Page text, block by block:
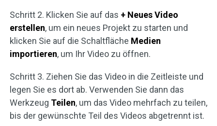
Schritt 2. Klicken Sie auf das + Neues Video
erstellen, um ein neues Projekt zu starten und
klicken Sie auf die Schaltfläche Medien
importieren, um Ihr Video zu öffnen.
Schritt 3. Ziehen Sie das Video in die Zeitleiste und
legen Sie es dort ab. Verwenden Sie dann das
Werkzeug Teilen, um das Video mehrfach zu teilen,
bis der gewünschte Teil des Videos abgetrennt ist.